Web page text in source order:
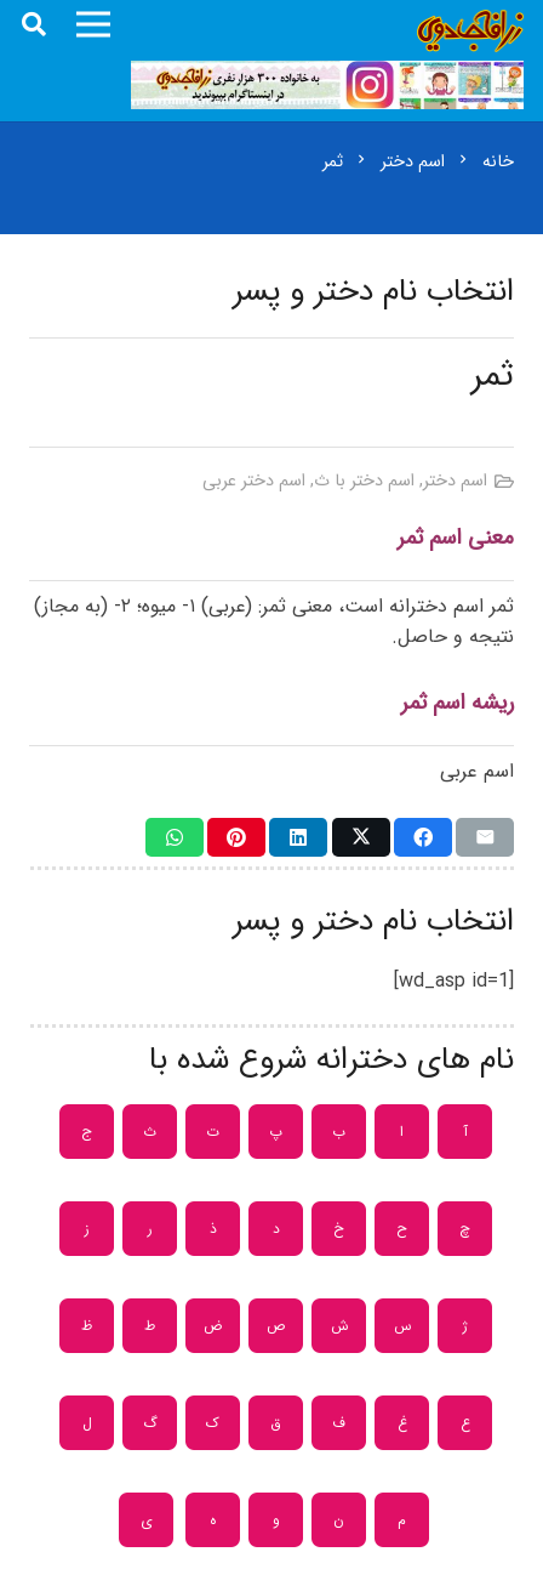
خانه chevron_right اسم دختر chevron_right ثمر
انتخاب نام دختر و پسر
ثمر
اسم دختر, اسم دختر با ث, اسم دختر عربی
معنی اسم ثمر
ثمر اسم دخترانه است، معنی ثمر: (عربی) ۱- میوه؛ ۲- (به مجاز)
نتیجه و حاصل.
ریشه اسم ثمر
اسم عربی
انتخاب نام دختر و پسر
[wd_asp id=1]
نام های دخترانه شروع شده با
آ ا ب پ ت ث ج
چ ح خ د ذ ر ز
ژ س ش ص ض ط ظ
ع غ ف ق ک گ ل
م ن و ه ی